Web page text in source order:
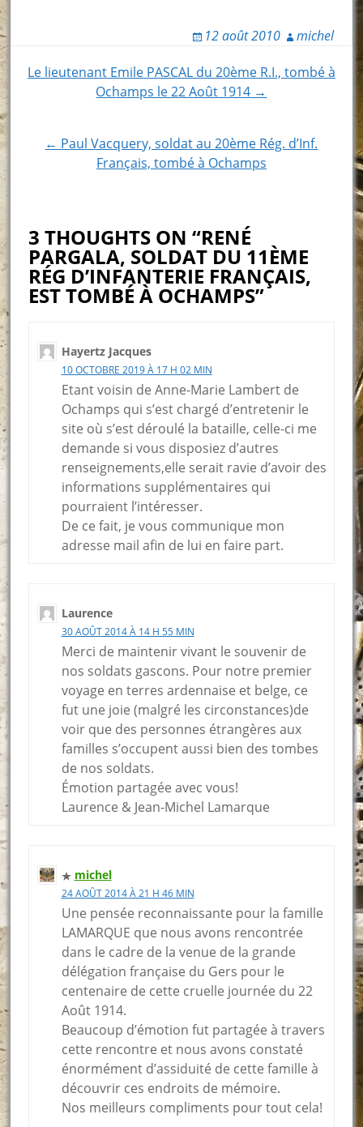
12 août 2010 michel
Post
Le lieutenant Emile PASCAL du 20ème R.I., tombé à
Ochamps le 22 Août 1914 →
← Paul Vacquery, soldat au 20ème Rég. d’Inf.
Français, tombé à Ochamps
3 THOUGHTS ON “RENÉ
PARGALA, SOLDAT DU 11ÈME
RÉG D’INFANTERIE FRANÇAIS,
EST TOMBÉ À OCHAMPS”
Hayertz Jacques
10 OCTOBRE 2019 À 17 H 02 MIN
Etant voisin de Anne-Marie Lambert de
Ochamps qui s’est chargé d’entretenir le
site où s’est déroulé la bataille, celle-ci me
demande si vous disposiez d’autres
renseignements,elle serait ravie d’avoir des
informations supplémentaires qui
pourraient l’intéresser.
De ce fait, je vous communique mon
adresse mail afin de lui en faire part.
Laurence
30 AOÛT 2014 À 14 H 55 MIN
Merci de maintenir vivant le souvenir de
nos soldats gascons. Pour notre premier
voyage en terres ardennaise et belge, ce
fut une joie (malgré les circonstances)de
voir que des personnes étrangères aux
familles s’occupent aussi bien des tombes
de nos soldats.
Émotion partagée avec vous!
Laurence & Jean-Michel Lamarque
michel
24 AOÛT 2014 À 21 H 46 MIN
Une pensée reconnaissante pour la famille
LAMARQUE que nous avons rencontrée
dans le cadre de la venue de la grande
délégation française du Gers pour le
centenaire de cette cruelle journée du 22
Août 1914.
Beaucoup d’émotion fut partagée à travers
cette rencontre et nous avons constaté
énormément d’assiduité de cette famille à
découvrir ces endroits de mémoire.
Nos meilleurs compliments pour tout cela!